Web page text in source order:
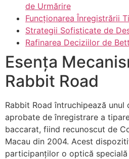
de Urmărire
Funcționarea Înregistrării
Strategii Sofisticate de
Rafinarea Deciziilor de
Esența
Rabbit Road
Rabbit Road întruchipează unul
aprobate de înregistrare a
baccarat, fiind recunoscut de
Macau din 2004. Acest
participanților o optică